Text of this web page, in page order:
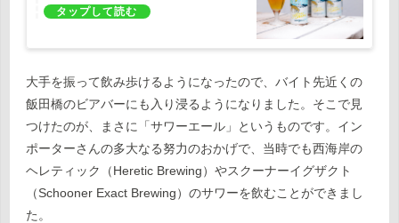
ピルスナー | 神楽坂の小さなスコティッ
大手を振って飲み歩けるようになったので、バイト先近くの
飯田橋のビアバーにも入り浸るようになりました。そこで見
つけたのが、まさに「サワーエール」というものです。イン
ポーターさんの多大なる努力のおかげで、当時でも西海岸の
ヘレティック（Heretic Brewing）やスクーナーイグザクト
（Schooner Exact Brewing）のサワーを飲むことができまし
た。